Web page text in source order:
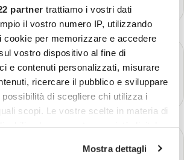
partner trattiamo i vostri dati
il vostro numero IP, utilizzando
cookie per memorizzare e accedere
vostro dispositivo al fine di
e contenuti personalizzati, misurare
ricercare il pubblico e sviluppare
di scegliere chi utilizza i
scopi. Le vostre scelte in materia di
il proprio consenso in qualsiasi
Mostra dettagli
del Diablo" - Cuenca